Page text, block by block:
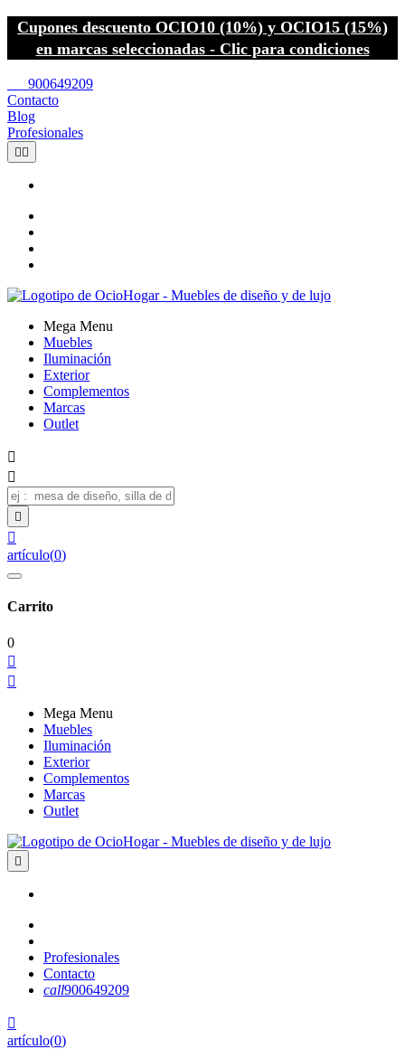
Cupones descuento OCIO10 (10%) y OCIO15 (15%)
en marcas seleccionadas - Clic para condiciones
900649209
Contacto
Blog
Profesionales
 
Mega Menu
Muebles
Iluminación
Exterior
Complementos
Marcas
Outlet




artículo(0)
Carrito
0


Mega Menu
Muebles
Iluminación
Exterior
Complementos
Marcas
Outlet

Profesionales
Contacto
call900649209

artículo(0)